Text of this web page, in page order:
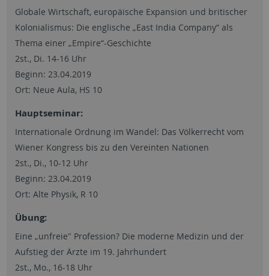
Globale Wirtschaft, europäische Expansion und britischer
Kolonialismus: Die englische „East India Company“ als
Thema einer „Empire“-Geschichte
2st., Di. 14-16 Uhr
Beginn: 23.04.2019
Ort: Neue Aula, HS 10
Hauptseminar:
Internationale Ordnung im Wandel: Das Völkerrecht vom
Wiener Kongress bis zu den Vereinten Nationen
2st., Di., 10-12 Uhr
Beginn: 23.04.2019
Ort: Alte Physik, R 10
Übung:
Eine „unfreie" Profession? Die moderne Medizin und der
Aufstieg der Ärzte im 19. Jahrhundert
2st., Mo., 16-18 Uhr